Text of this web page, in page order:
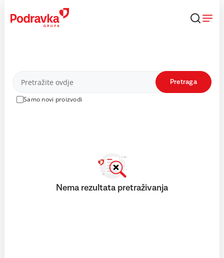
content
Proizvodi
Samo novi proizvodi
Pretraga
Nema rezultata pretraživanja